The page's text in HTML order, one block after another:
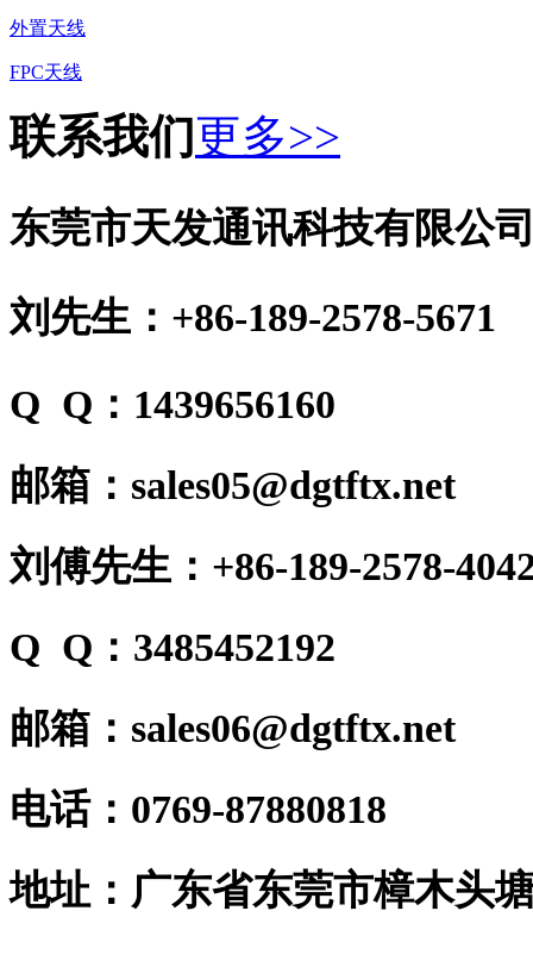
外置天线
FPC天线
联系我们更多>>
东莞市天发通讯科技有限公
刘先生：+86-189-2578-5671
Q Q：1439656160
邮箱：sales05@dgtftx.net
刘傅先生：+86-189-2578-
Q Q：3485452192
邮箱：sales06@dgtftx.net
电话：0769-87880818
地址：广东省东莞市樟木头